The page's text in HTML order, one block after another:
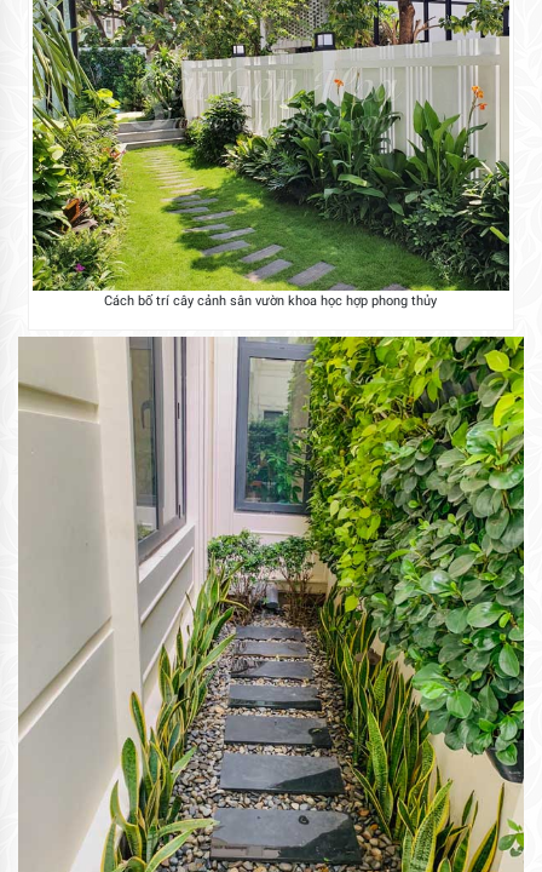
Cách bố trí cây cảnh sân vườn khoa học hợp phong thủy